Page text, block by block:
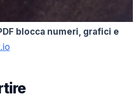
blocca numeri, grafici e